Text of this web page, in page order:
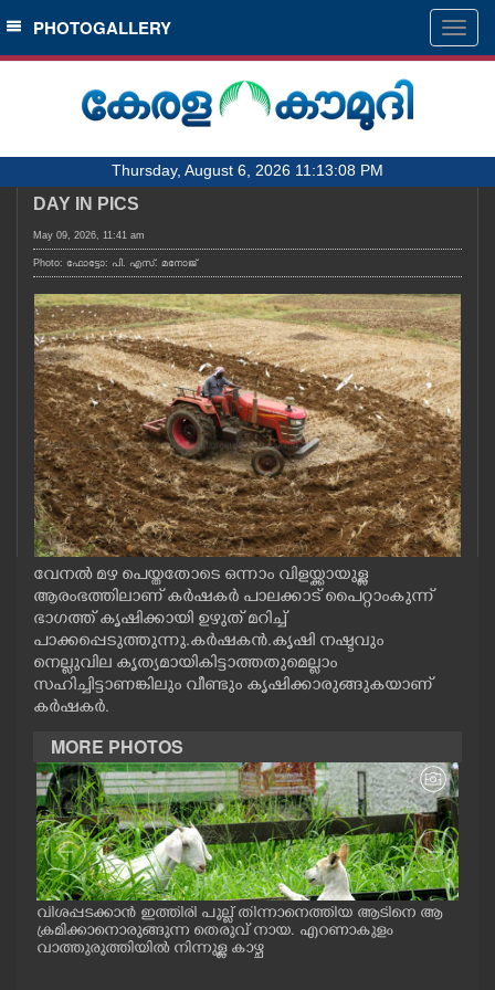
SECTIONS
HOME
NOTIFIED NEWS
KERALA
LOCAL
OBITUARY
NEWS 360
CASE DIARY
CINEMA
OPINION
PHOTOS
LIFESTYLE
SPIRITUAL
INFO+
PHOTOGALLERY
Thursday, August 6, 2026 11:13:08 PM
DAY IN PICS
May 09, 2026, 11:41 am
Photo: ഫോട്ടോ: പി. എസ്. മനോജ്
വേനൽ മഴ പെയ്തതോടെ ഒന്നാം വിളയ്ക്കായുള്ള
ആരംഭത്തിലാണ് കർഷകർ പാലക്കാട് പൈറ്റാംകുന്ന്
ഭാഗത്ത് കൃഷിക്കായി ഉഴുത് മറിച്ച്
പാക്കപ്പെടുത്തുന്നു. കര്‍ഷകന്‍.കൃഷി നഷ്ടവും
നെല്ലുവില കൃത്യമായികിട്ടാത്തതുമെല്ലാം
സഹിച്ചിട്ടാണങ്കിലും വീണ്ടും കൃഷിക്കാരുങ്ങുകയാണ്
കര്‍ഷകര്‍.
MORE PHOTOS
വിശപ്പടക്കാൻ ഇത്തിരി പുല്ല് തിന്നാനെത്തിയ ആടിനെ ആ
ക്രമിക്കാനൊരുങ്ങുന്ന തെരുവ് നായ. എറണാകുളം
വാത്തുരുത്തിയിൽ നിന്നുള്ള കാഴ്ച